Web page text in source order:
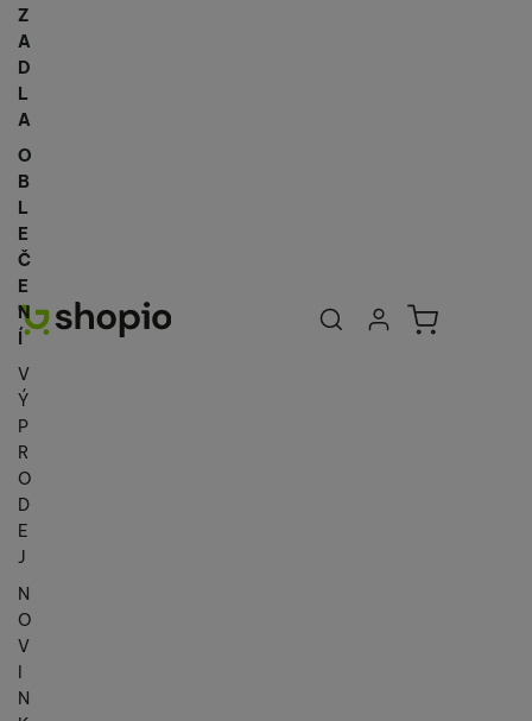
Uživatelská
Přihlásit se
Košík
Z
A
D
L
A
O
B
L
E
Č
E
N
Í
V
Ý
P
R
O
D
E
J
N
O
V
I
N